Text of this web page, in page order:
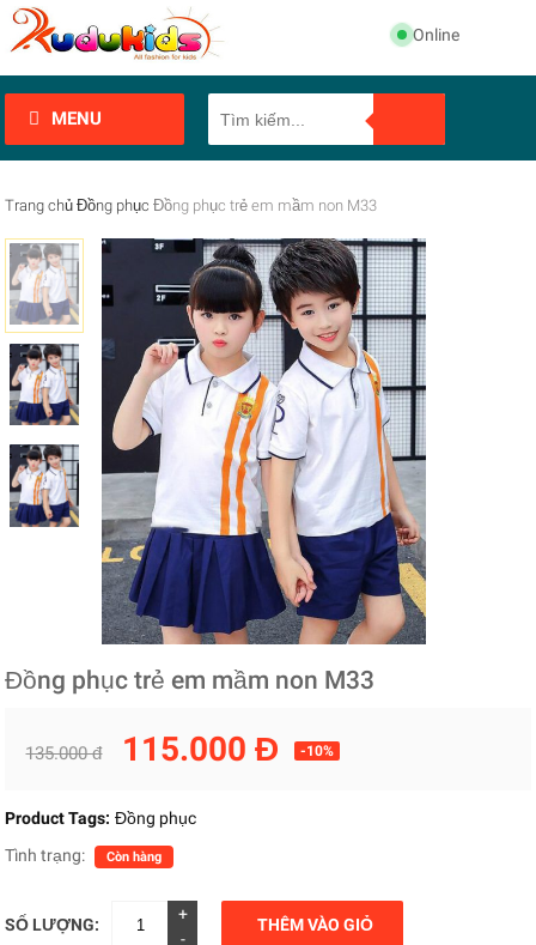
Online
MENU
Trang chủ Đồng phục Đồng phục trẻ em mầm non M33
Đồng phục trẻ em mầm non M33
135.000 đ 115.000 Đ -10%
Product Tags: Đồng phục
Tình trạng:
Còn hàng
SỐ LƯỢNG:
+
-
THÊM VÀO GIỎ